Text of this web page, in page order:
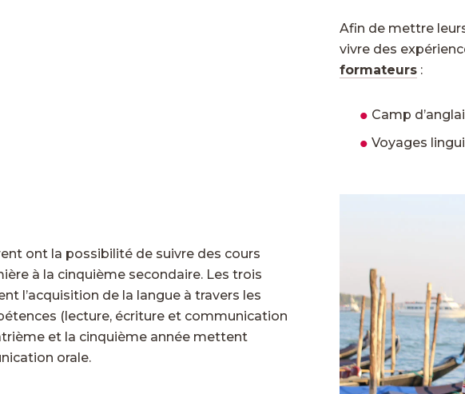
Afin de mettre
vivre des
formateurs :
Camp
Voyages
ont la possibilité de suivre des cours
à la cinquième secondaire. Les trois
l’acquisition de la langue à travers les
(lecture, écriture et communication
et la cinquième année mettent
orale.